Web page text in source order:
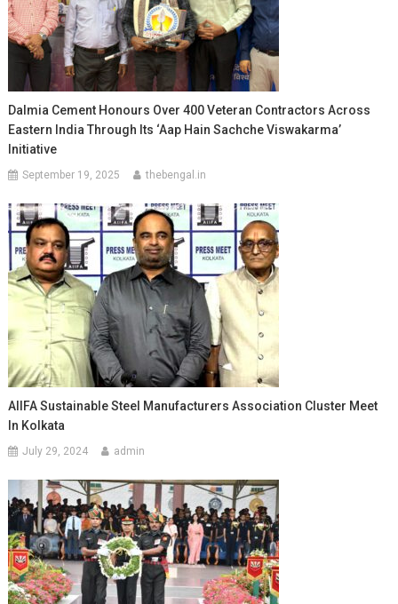
Dalmia Cement Honours Over 400 Veteran Contractors Across
Eastern India Through Its ‘Aap Hain Sachche Viswakarma’
Initiative
September 19, 2025 thebengal.in
AIIFA Sustainable Steel Manufacturers Association Cluster Meet
In Kolkata
July 29, 2024 admin